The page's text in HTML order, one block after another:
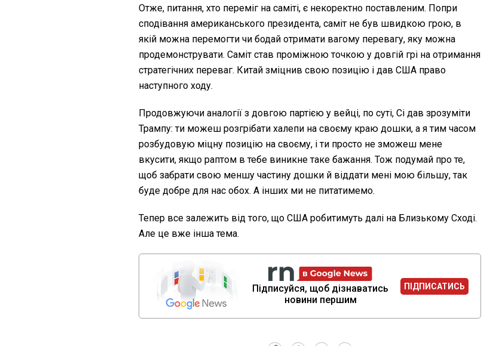
Отже, питання, хто переміг на саміті, є некоректно поставленим. Попри
сподівання американського президента, саміт не був швидкою грою, в
якій можна перемогти чи бодай отримати вагому перевагу, яку можна
продемонструвати. Саміт став проміжною точкою у довгій грі на отримання
стратегічних переваг. Китай зміцнив свою позицію і дав США право
наступного ходу.
Продовжуючи аналогії з довгою партією у вейці, по суті, Сі дав зрозуміти
Трампу: ти можеш розгрібати халепи на своєму краю дошки, а я тим часом
розбудовую міцну позицію на своєму, і ти просто не зможеш мене
вкусити, якщо раптом в тебе виникне таке бажання. Тож подумай про те,
щоб забрати свою меншу частину дошки й віддати мені мою більшу, так
буде добре для нас обох. А інших ми не питатимемо.
Тепер все залежить від того, що США робитимуть далі на Близькому Сході.
Але це вже інша тема.
Підписуйся, щоб дізнаватись
новини першим
ПІДПИСАТИСЬ